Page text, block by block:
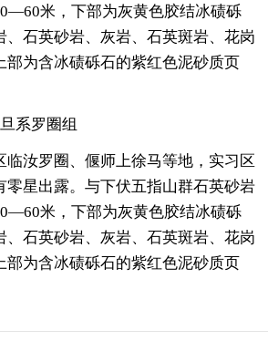
米，下部为灰黄色胶结冰碛砾
、石英砂岩、灰岩、石英斑岩、花岗
部为含冰碛砾石的紫红色泥砂质页
系罗圈组
临汝罗圈、偃师上徐马等地，实习区
零星出露。与下伏五指山群石英砂岩
米，下部为灰黄色胶结冰碛砾
、石英砂岩、灰岩、石英斑岩、花岗
部为含冰碛砾石的紫红色泥砂质页